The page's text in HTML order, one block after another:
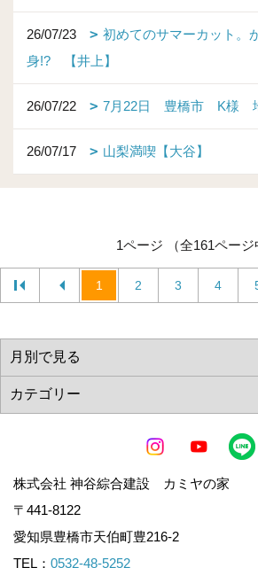
26/07/23
初めてのサマーカット。
身!? 【井上】
26/07/22 7月22日 豊橋市 K様
26/07/17 山梨満喫【大谷】
1ページ （全161ページ
1 2 3 4
株式会社 神谷綜合建設 カミヤの家
〒441-8122
愛知県豊橋市天伯町豊216-2
TEL： 0532-48-5252